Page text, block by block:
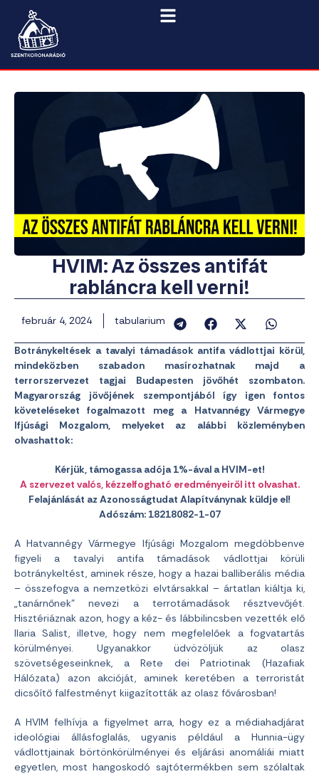
HVIM: Az összes antifát
rabláncra kell verni!
február 4, 2024 tabularium
Botránykeltések a tavalyi támadások antifa vádlottjai körül,
mindeközben szabadon masírozhatnak majd a
terrorszervezet tagjai Budapesten jövőhét szombaton.
Magyarország jövőjének szempontjából így igen fontos
követeléseket fogalmazott meg a Hatvannégy Vármegye
Ifjúsági Mozgalom, melyeket az alábbi közleményben
olvashattok:
Kérjük, támogassa adója 1%-ával a HVIM-et!
A szervezet valós, kézzelfogható eredményeiről itt olvashat.
Felajánlását az Azonosságtudat Alapítványnak küldje el!
Adószám: 18218082-1-07
A Hatvannégy Vármegye Ifjúsági Mozgalom megdöbbenve
figyeli a tavalyi antifa támadások vádlottjai körüli
botránykeltést, aminek része, hogy a hazai balliberális média
– összefogva a nemzetközi elvtársakkal – ártatlan kiáltja ki,
„tanárnőnek” nevezi a terrotámadások résztvevőjét.
Hisztériáznak azon, hogy a kéz- és lábbilincsben vezették elő
Ilaria Salist, illetve, hogy nem megfelelőek a fogvatartás
körülményei. Ugyanakkor üdvözöljük az olasz
szövetségeseinknek, a Rete dei Patriotinak (Hazafiak
Hálózata) azon akcióját, aminek keretében a terroristát
dicsőítő falfestményt kiigazították az olasz fővárosban!
A HVIM felhívja a figyelmet arra, hogy ez a médiahadjárat
ideológiai állásfoglalás, ugyanis például a Hunnia-ügy
vádlottjainak börtönkörülményei és eljárási anomáliái miatt
egyetlen, most hangoskodó sajtótermékben sem szólaltak